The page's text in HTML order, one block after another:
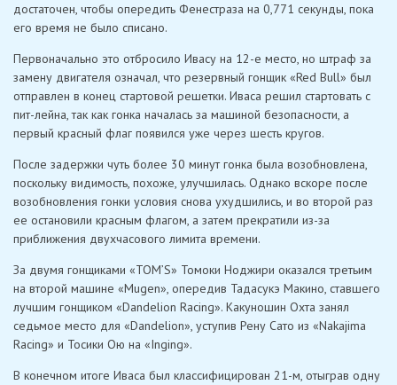
достаточен, чтобы опередить Фенестраза на 0,771 секунды, пока
его время не было списано.
Первоначально это отбросило Ивасу на 12-е место, но штраф за
замену двигателя означал, что резервный гонщик «Red Bull» был
отправлен в конец стартовой решетки. Иваса решил стартовать с
пит-лейна, так как гонка началась за машиной безопасности, а
первый красный флаг появился уже через шесть кругов.
После задержки чуть более 30 минут гонка была возобновлена,
поскольку видимость, похоже, улучшилась. Однако вскоре после
возобновления гонки условия снова ухудшились, и во второй раз
ее остановили красным флагом, а затем прекратили из-за
приближения двухчасового лимита времени.
За двумя гонщиками «TOM’S» Томоки Ноджири оказался третьим
на второй машине «Mugen», опередив Тадасукэ Макино, ставшего
лучшим гонщиком «Dandelion Racing». Какуношин Охта занял
седьмое место для «Dandelion», уступив Рену Сато из «Nakajima
Racing» и Тосики Ою на «Inging».
В конечном итоге Иваса был классифицирован 21-м, отыграв одну